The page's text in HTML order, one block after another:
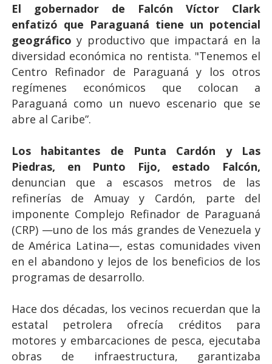
El gobernador de Falcón Víctor Clark
enfatizó que Paraguaná tiene un potencial
geográfico y productivo que impactará en la
diversidad económica no rentista. "Tenemos el
Centro Refinador de Paraguaná y los otros
regímenes económicos que colocan a
Paraguaná como un nuevo escenario que se
abre al Caribe”.
Los habitantes de Punta Cardón y Las
Piedras, en Punto Fijo, estado Falcón,
denuncian que a escasos metros de las
refinerías de Amuay y Cardón, parte del
imponente Complejo Refinador de Paraguaná
(CRP) —uno de los más grandes de Venezuela y
de América Latina—, estas comunidades viven
en el abandono y lejos de los beneficios de los
programas de desarrollo.
Hace dos décadas, los vecinos recuerdan que la
estatal petrolera ofrecía créditos para
motores y embarcaciones de pesca, ejecutaba
obras de infraestructura, garantizaba